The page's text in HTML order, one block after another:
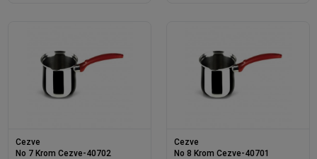
Cezve
No 7 Krom Cezve-40702
Cezve
No 8 Krom Cezve-40701